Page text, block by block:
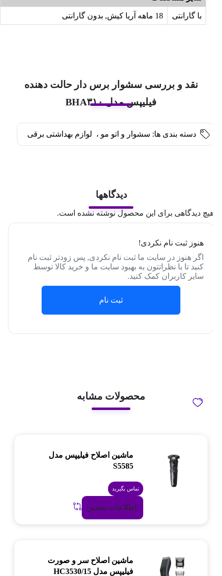
با گارانتی
نقد و بررسی سشوار برس دار حالت دهنده
فیلیپس مدل BHA۳۱۰
دسته بندی ها: سشوار و اتو مو ، لوازم بهداشتی برقی
دیدگاهها
دیدگاهی برای این محصول نوشته نشده است.
هنوز ثبت نام نکردی!
اگر هنوز در سایت ما ثبت نام نکردی, پس زودتر ثبت نام
کنید تا با نظراتتون به بهبود سایت ما و خرید کالا توسط
سایر کاربران کمک کنید.
ثبت نام
محصولات مشابه
ماشین اصلاح فیلیپس مدل
S5585
تماس بگیرید
اطلاعات بیشتر
ماشین اصلاح سر و صورت
فیلیپس مدل HC3530/15